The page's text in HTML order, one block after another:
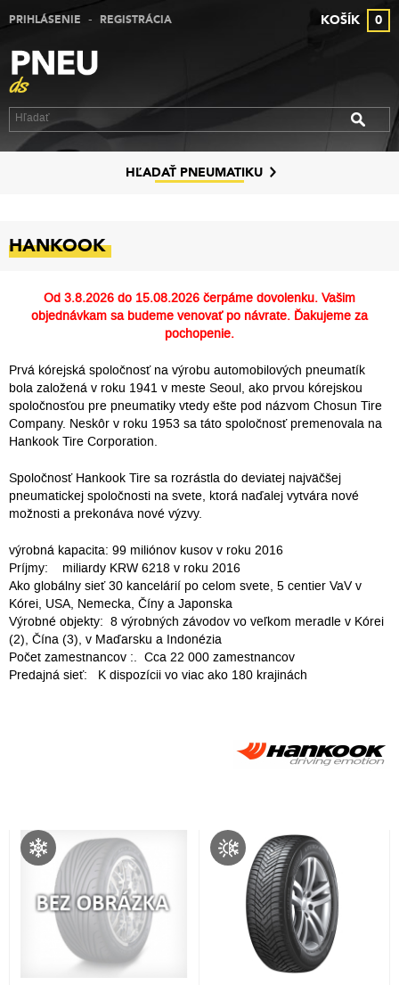
PRIHLÁSENIE - REGISTRÁCIA KOŠÍK 0
VÝPREDAJ PNEUMATÍK
VÝPREDAJ ALU DISKOV
VÝPREDAJ PLECHOVÝCH DISKOV
KONTAKT
PREČO MY
HĽADAŤ PNEUMATIKU
HANKOOK
Od 3.8.2026 do 15.08.2026 čerpáme dovolenku. Vašim
objednávkam sa budeme venovať po návrate. Ďakujeme za
pochopenie.
Prvá kórejská spoločnosť na výrobu automobilových pneumatík
bola založená v roku 1941 v meste Seoul, ako prvou kórejskou
spoločnosťou pre pneumatiky vtedy ešte pod názvom Chosun Tire
Company. Neskôr v roku 1953 sa táto spoločnosť premenovala na
Hankook Tire Corporation.
Spoločnosť Hankook Tire sa rozrástla do deviatej najväčšej
pneumatickej spoločnosti na svete, ktorá naďalej vytvára nové
možnosti a prekonáva nové výzvy.
výrobná kapacita: 99 miliónov kusov v roku 2016
Príjmy: miliardy KRW 6218 v roku 2016
Ako globálny sieť 30 kancelárií po celom svete, 5 centier VaV v
Kórei, USA, Nemecka, Číny a Japonska
Výrobné objekty: 8 výrobných závodov vo veľkom meradle v Kórei
(2), Čína (3), v Maďarsku a Indonézia
Počet zamestnancov :. Cca 22 000 zamestnancov
Predajná sieť: K dispozícii vo viac ako 180 krajinách